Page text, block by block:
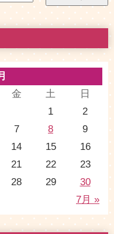
金 土 日
7月 »
1
2
7 8
9
14 15
16
21 22
23
28 29 30